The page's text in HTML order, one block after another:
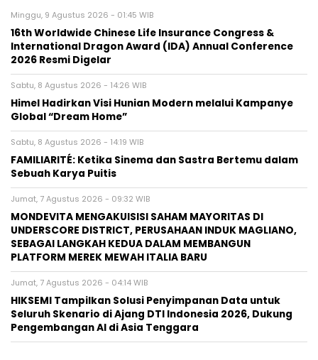
Minggu, 9 Agustus 2026 - 01:45 WIB
16th Worldwide Chinese Life Insurance Congress &
International Dragon Award (IDA) Annual Conference
2026 Resmi Digelar
Sabtu, 8 Agustus 2026 - 14:26 WIB
Himel Hadirkan Visi Hunian Modern melalui Kampanye
Global “Dream Home”
Sabtu, 8 Agustus 2026 - 14:19 WIB
FAMILIARITÉ: Ketika Sinema dan Sastra Bertemu dalam
Sebuah Karya Puitis
Jumat, 7 Agustus 2026 - 09:32 WIB
MONDEVITA MENGAKUISISI SAHAM MAYORITAS DI
UNDERSCORE DISTRICT, PERUSAHAAN INDUK MAGLIANO,
SEBAGAI LANGKAH KEDUA DALAM MEMBANGUN
PLATFORM MEREK MEWAH ITALIA BARU
Jumat, 7 Agustus 2026 - 04:14 WIB
HIKSEMI Tampilkan Solusi Penyimpanan Data untuk
Seluruh Skenario di Ajang DTI Indonesia 2026, Dukung
Pengembangan AI di Asia Tenggara